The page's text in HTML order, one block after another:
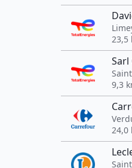
23,5
Sarl
9,3
24,0